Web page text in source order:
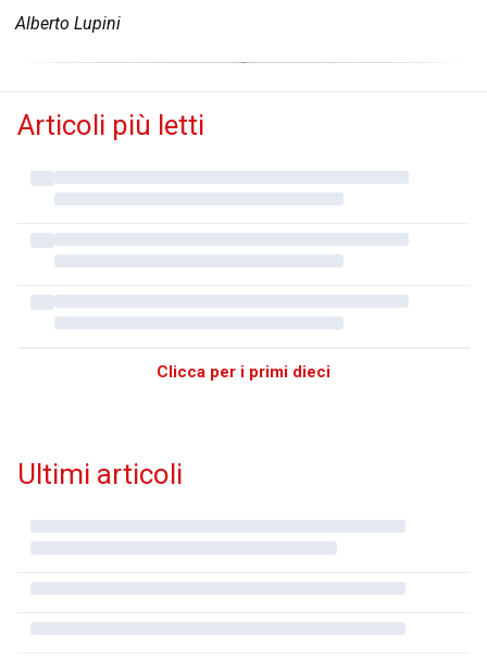
Alberto Lupini
Articoli più letti
Clicca per i primi dieci
Ultimi articoli